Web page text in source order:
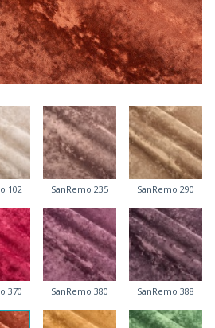
102 SanRemo 235 SanRemo 290
370 SanRemo 380 SanRemo 388